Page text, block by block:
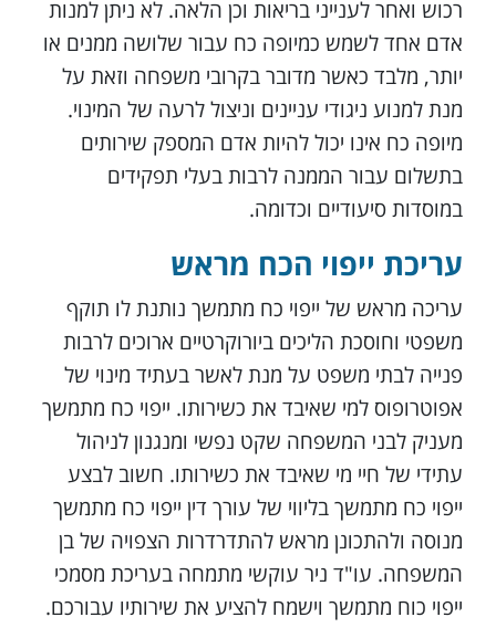
רכוש ואחר לענייני בריאות וכן הלאה. לא ניתן למנות
אדם אחד לשמש כמיופה כח עבור שלושה ממנים או
יותר, מלבד כאשר מדובר בקרובי משפחה וזאת על
מנת למנוע ניגודי עניינים וניצול לרעה של המינוי.
מיופה כח אינו יכול להיות אדם המספק שירותים
בתשלום עבור הממנה לרבות בעלי תפקידים
במוסדות סיעודיים וכדומה.
עריכת ייפוי הכח מראש
עריכה מראש של ייפוי כח מתמשך נותנת לו תוקף
משפטי וחוסכת הליכים ביורוקרטיים ארוכים לרבות
פנייה לבתי משפט על מנת לאשר בעתיד מינוי של
אפוטרופוס למי שאיבד את כשירותו. ייפוי כח מתמשך
מעניק לבני המשפחה שקט נפשי ומנגנון לניהול
עתידי של חיי מי שאיבד את כשירותו. חשוב לבצע
ייפוי כח מתמשך בליווי של עורך דין ייפוי כח מתמשך
מנוסה ולהתכונן מראש להתדרדרות הצפויה של בן
המשפחה. עו"ד ניר עוקשי מתמחה בעריכת מסמכי
ייפוי כוח מתמשך וישמח להציע את שירותיו עבורכם.